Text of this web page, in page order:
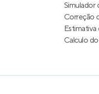
Simulador
Correção
Calculo